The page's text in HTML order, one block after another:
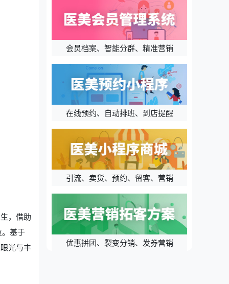
，借助
。基于
光与丰
会员档案、智能分群、精准营销
在线预约、自动排班、到店提醒
引流、卖货、预约、留客、营销
优惠拼团、裂变分销、发券营销